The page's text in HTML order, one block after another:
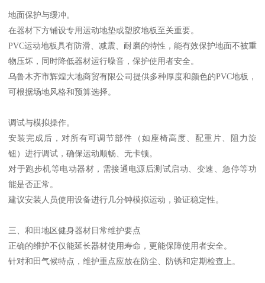
地面保护与缓冲。
在器材下方铺设专用运动地垫或塑胶地板至关重要。
PVC运动地板具有防滑、减震、耐磨的特性，能有效保护地面不被重
物压坏，同时降低器材运行噪音，保护使用者安全。
乌鲁木齐市辉煌大地商贸有限公司提供多种厚度和颜色的PVC地板，
可根据场地风格和预算选择。
调试与模拟操作。
安装完成后，对所有可调节部件（如座椅高度、配重片、阻力旋
钮）进行调试，确保运动顺畅、无卡顿。
对于跑步机等电动器材，需接通电源后测试启动、变速、急停等功
能是否正常。
建议安装人员使用设备进行几分钟模拟运动，验证稳定性。
三、和田地区健身器材日常维护要点
正确的维护不仅能延长器材使用寿命，更能保障使用者安全。
针对和田气候特点，维护重点应放在防尘、防锈和定期检查上。